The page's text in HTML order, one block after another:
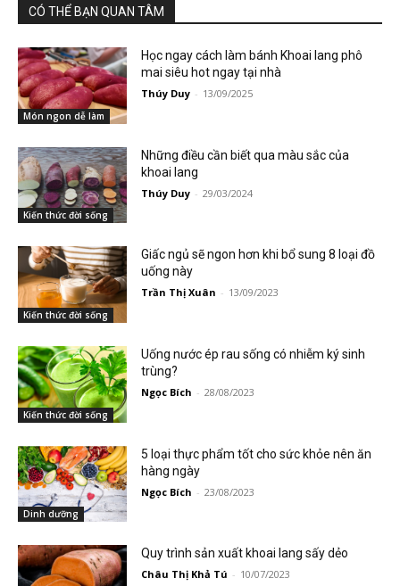
CÓ THỂ BẠN QUAN TÂM
Món ngon dễ làm
Học ngay cách làm bánh Khoai lang phô
mai siêu hot ngay tại nhà
Thúy Duy - 13/09/2025
Kiến thức đời sống
Những điều cần biết qua màu sắc của
khoai lang
Thúy Duy - 29/03/2024
Kiến thức đời sống
Giấc ngủ sẽ ngon hơn khi bổ sung 8 loại đồ
uống này
Trần Thị Xuân - 13/09/2023
Kiến thức đời sống
Uống nước ép rau sống có nhiễm ký sinh
trùng?
Ngọc Bích - 28/08/2023
Dinh dưỡng
5 loại thực phẩm tốt cho sức khỏe nên ăn
hàng ngày
Ngọc Bích - 23/08/2023
Quy trình sản xuất khoai lang sấy dẻo
Châu Thị Khả Tú - 10/07/2023